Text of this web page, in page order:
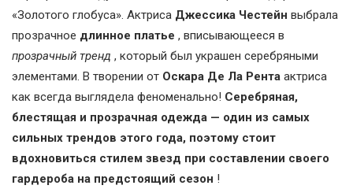
«Золотого глобуса». Актриса Джессика Честейн выбрала
прозрачное длинное платье , вписывающееся в
прозрачный тренд , который был украшен серебряными
элементами. В творении от Оскара Де Ла Рента актриса
как всегда выглядела феноменально! Серебряная,
блестящая и прозрачная одежда — один из самых
сильных трендов этого года, поэтому стоит
вдохновиться стилем звезд при составлении своего
гардероба на предстоящий сезон !